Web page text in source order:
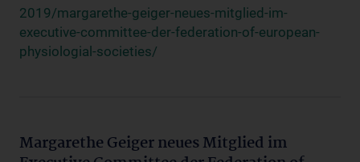
2019/margarethe-geiger-neues-mitglied-im-
executive-committee-der-federation-of-european-
physiologial-societies/
Margarethe Geiger neues Mitglied im